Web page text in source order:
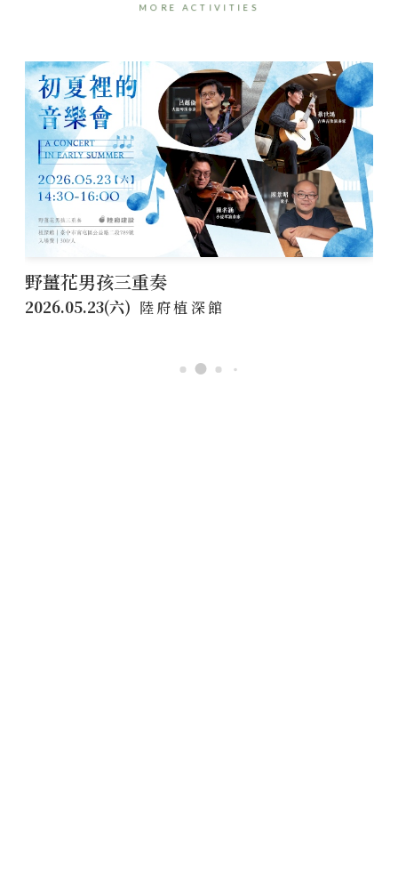
MORE ACTIVITIES
凝鑄時間
2026.02.22(日)